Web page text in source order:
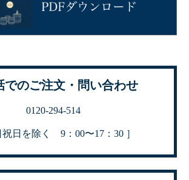
でのご注文・問い合わせ
0120-294-514
祝日を除く 9：00〜17：30 ］